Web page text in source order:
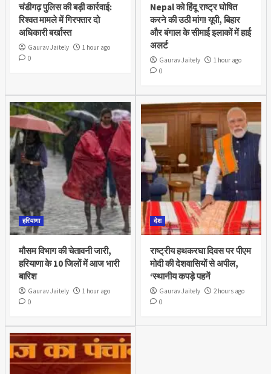
चंडीगढ़ पुलिस की बड़ी कार्रवाई:
रिश्वत मामले में गिरफ्तार दो
अधिकारी बर्खास्त
Gaurav Jaitely
1 hour ago
0
Nepal को हिंदू राष्ट्र घोषित
करने की उठी मांग! यूपी, बिहार
और बंगाल के सीमाई इलाकों में हाई
अलर्ट
Gaurav Jaitely
1 hour ago
0
हरियाणा
मौसम विभाग की चेतावनी जारी,
हरियाणा के 10 जिलों में आज भारी
बारिश
Gaurav Jaitely
1 hour ago
0
देश
राष्ट्रीय हथकरघा दिवस पर पीएम
मोदी की देशवासियों से अपील,
‘स्थानीय कपड़े पहनें
Gaurav Jaitely
2 hours ago
0